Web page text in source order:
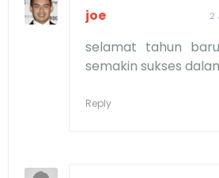
joe 2
selamat tahun baru
semakin sukses
Reply